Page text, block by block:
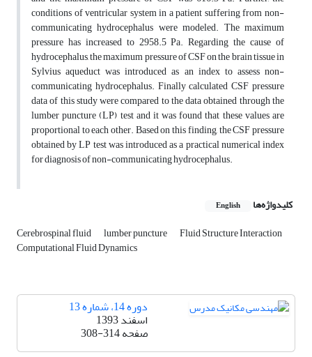
conditions of ventricular system in a patient suffering from non-
communicating hydrocephalus were modeled. The maximum
pressure has increased to 2958.5 Pa. Regarding the cause of
hydrocephalus, the maximum pressure of CSF on the brain tissue in
Sylvius aqueduct was introduced as an index to assess non-
communicating hydrocephalus. Finally calculated CSF pressure
data of this study were compared to the data obtained through the
lumber puncture (LP) test and it was found that these values are
proportional to each other. Based on this finding, the CSF pressure
obtained by LP test was introduced as a practical numerical index
for diagnosis of non-communicating hydrocephalus.
کلیدواژه‌ها English
Cerebrospinal fluid lumber puncture Fluid Structure Interaction
Computational Fluid Dynamics
دوره 14، شماره 13
اسفند 1393
صفحه308-314